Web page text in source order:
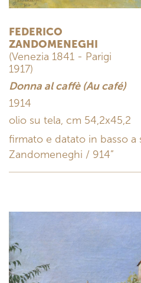
FEDERICO
ZANDOMENEGHI
(Venezia 1841 - Parigi
1917)
Donna al caffè (Au café)
1914
olio su tela, cm 54,2x45,2
firmato e datato in basso a
Zandomeneghi / 914”